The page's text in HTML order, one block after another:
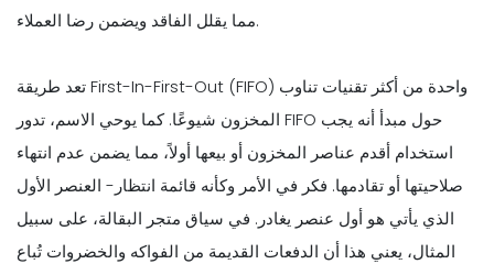
مما يقلل الفاقد ويضمن رضا العملاء.
تعد طريقة First-In-First-Out (FIFO) واحدة من أكثر تقنيات تناوب
المخزون شيوعًا. كما يوحي الاسم، تدور FIFO حول مبدأ أنه يجب
استخدام أقدم عناصر المخزون أو بيعها أولاً، مما يضمن عدم انتهاء
صلاحيتها أو تقادمها. فكر في الأمر وكأنه قائمة انتظار- العنصر الأول
الذي يأتي هو أول عنصر يغادر. في سياق متجر البقالة، على سبيل
المثال، يعني هذا أن الدفعات القديمة من الفواكه والخضروات تُباع